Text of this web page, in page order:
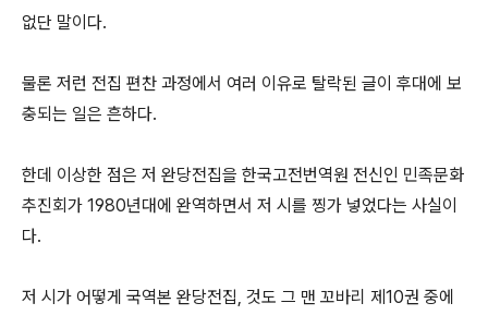
없단 말이다.
물론 저런 전집 편찬 과정에서 여러 이유로 탈락된 글이 후대에 보
충되는 일은 흔하다.
한데 이상한 점은 저 완당전집을 한국고전번역원 전신인 민족문화
추진회가 1980년대에 완역하면서 저 시를 찡가 넣었다는 사실이
다.
저 시가 어떻게 국역본 완당전집, 것도 그 맨 꼬바리 제10권 중에